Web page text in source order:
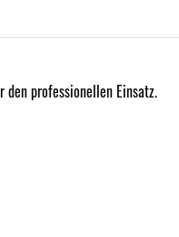
professionellen Einsatz.